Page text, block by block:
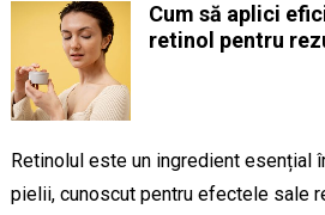
Cum să aplici
retinol pentru
Retinolul este un ingredient esențial
pielii, cunoscut pentru efectele sale